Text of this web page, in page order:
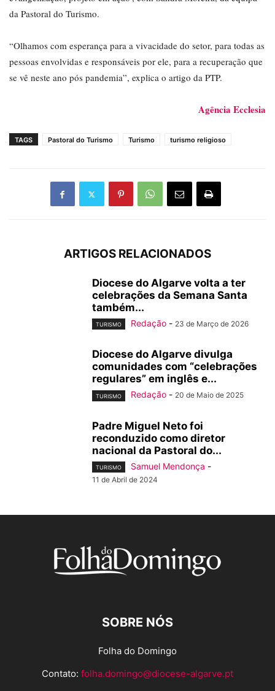
da Pastoral do Turismo.
“Olhamos com esperança para a vivacidade do setor, para todas as
pessoas envolvidas e responsáveis ​​por ele, para a recuperação que
se vê neste ano pós pandemia”, explica o artigo da PTP.
Agência Ecclesia
TAGS Pastoral do Turismo Turismo turismo religioso
ARTIGOS RELACIONADOS
Diocese do Algarve volta a ter
celebrações da Semana Santa
também...
TURISMO Redação - 23 de Março de 2026
Diocese do Algarve divulga
comunidades com “celebrações
regulares” em inglês e...
TURISMO Redação - 20 de Maio de 2025
Padre Miguel Neto foi
reconduzido como diretor
nacional da Pastoral do...
TURISMO Samuel Mendonça -
11 de Abril de 2024
SOBRE NÓS
Folha do Domingo
Contato: folha.domingo@diocese-algarve.pt